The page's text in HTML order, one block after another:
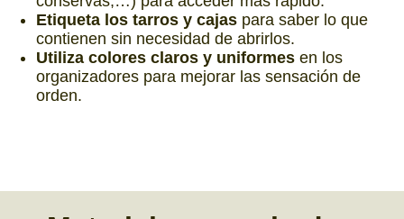
Etiqueta los tarros y cajas para saber lo que
contienen sin necesidad de abrirlos.
Utiliza colores claros y uniformes en los
organizadores para mejorar las sensación de
orden.